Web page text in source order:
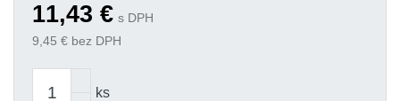
11,43 € s DPH
9,45 € bez DPH
ks